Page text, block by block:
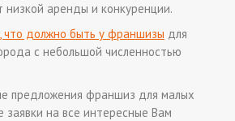
низкой аренды и конкуренции.
что должно быть у франшизы для
с небольшой численностью
предложения франшиз для малых
заявки на все интересные Вам